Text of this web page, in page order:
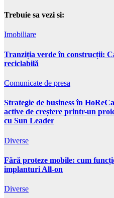
Trebuie sa vezi si:
Imobiliare
Tranziția verde în construcții:
reciclabilă
Comunicate de presa
Strategie de business în
active de creștere printr-un
cu Sun Leader
Diverse
Fără proteze mobile: cum
implanturi All-on
Diverse